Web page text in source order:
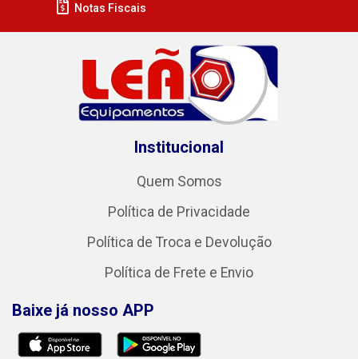
Notas Fiscais
Institucional
Quem Somos
Política de Privacidade
Política de Troca e Devolução
Política de Frete e Envio
Baixe já nosso APP